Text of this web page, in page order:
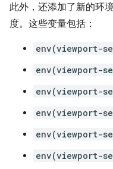
此外，还添加了新的环
度。这些变量包括：
env(viewport-
env(viewport-
env(viewport-
env(viewport-
env(viewport-
env(viewport-